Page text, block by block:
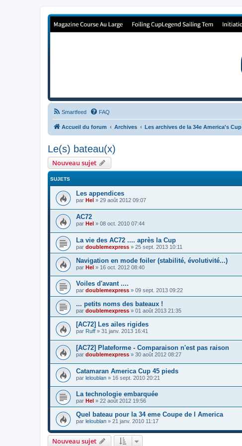
Forum de Cup In Europe
Smartfeed FAQ
Accueil du forum Archives Les archives de la 34e America's Cup
Le(s) bateau(x)
Nouveau sujet
SUJETS
Les appendices
par Hel » 29 août 2012 09:07
AC72
par Hel » 08 oct. 2010 07:44
La vie des AC72 .... après la Cup
par doublemexpress » 25 sept. 2013 10:11
Navigation en mode foiler (stabilité, évolutivité...)
par Hel » 16 oct. 2012 08:40
Voiles d'avant ....
par doublemexpress » 09 sept. 2013 09:22
... petits noms des bateaux !
par doublemexpress » 01 août 2013 21:35
[AC72] Les ailes rigides
par Ruff » 31 janv. 2013 16:41
[AC72] Plateforme - Comparaison n'est pas raison
par doublemexpress » 30 août 2012 08:27
Catamaran America Cup 45 pieds
par leloublan » 16 sept. 2010 20:21
La technologie embarquée
par Hel » 22 août 2012 19:56
Quel bateau pour la 34 eme Coupe de l America
par leloublan » 21 janv. 2010 11:17
Nouveau sujet